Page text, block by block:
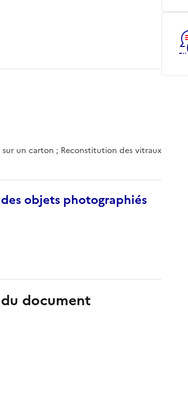
un carton ; Reconstitution des vitraux
objets photographiés
document